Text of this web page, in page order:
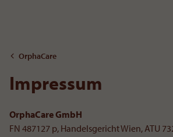
To the content
OrphaCare
Impressum
OrphaCare GmbH
FN 487127 p, Handelsgericht Wien, ATU